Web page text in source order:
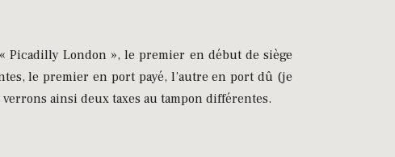
Picadilly London », le premier en début de siège
le premier en port payé, l’autre en port dû (je
ainsi deux taxes au tampon différentes.